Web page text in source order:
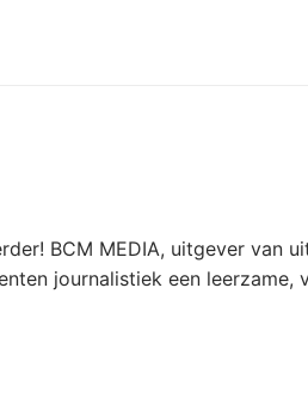
BCM MEDIA, uitgever van
journalistiek een leerzame,